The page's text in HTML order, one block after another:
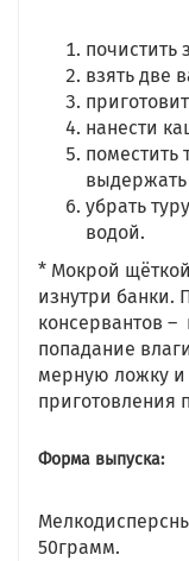
почистить
взять две
нанести
поместить
выдержать
убрать
водой.
* Мокрой
изнутри банки.
консервантов –
попадание
мерную ложку и
приготовления
Форма выпуска:
50грамм.